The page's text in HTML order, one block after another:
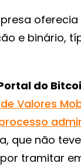
e binário,
do
Valores
que não
tramitar